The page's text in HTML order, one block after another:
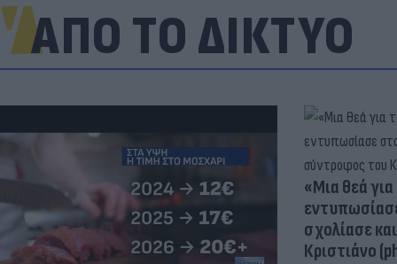
ΑΠΟ ΤΟ ΔΙΚΤΥΟ
«Μια θεά
σχολίασε
Κριστιάνο